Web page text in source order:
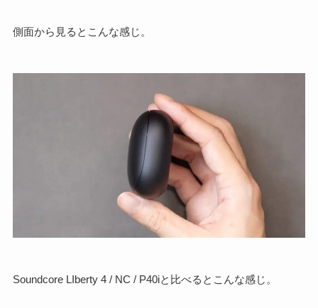
側面から見るとこんな感じ。
Soundcore LIberty 4 / NC / P40iと比べるとこんな感じ。